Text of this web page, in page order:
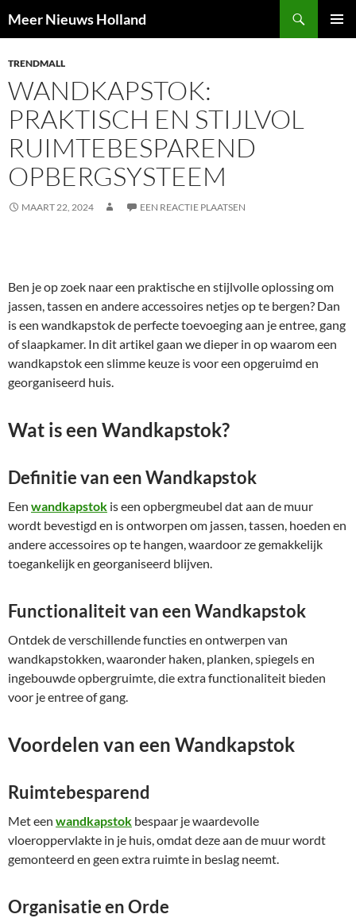
naar
inhoud
Meer Nieuws Holland
TRENDMALL
WANDKAPSTOK:
PRAKTISCH EN STIJLVOL
RUIMTEBESPAREND
OPBERGSYSTEEM
MAART 22, 2024 EEN REACTIE PLAATSEN
Ben je op zoek naar een praktische en stijlvolle oplossing om
jassen, tassen en andere accessoires netjes op te bergen? Dan
is een wandkapstok de perfecte toevoeging aan je entree, gang
of slaapkamer. In dit artikel gaan we dieper in op waarom een
wandkapstok een slimme keuze is voor een opgeruimd en
georganiseerd huis.
Wat is een Wandkapstok?
Definitie van een Wandkapstok
Een wandkapstok is een opbergmeubel dat aan de muur
wordt bevestigd en is ontworpen om jassen, tassen, hoeden en
andere accessoires op te hangen, waardoor ze gemakkelijk
toegankelijk en georganiseerd blijven.
Functionaliteit van een Wandkapstok
Ontdek de verschillende functies en ontwerpen van
wandkapstokken, waaronder haken, planken, spiegels en
ingebouwde opbergruimte, die extra functionaliteit bieden
voor je entree of gang.
Voordelen van een Wandkapstok
Ruimtebesparend
Met een wandkapstok bespaar je waardevolle
vloeroppervlakte in je huis, omdat deze aan de muur wordt
gemonteerd en geen extra ruimte in beslag neemt.
Organisatie en Orde